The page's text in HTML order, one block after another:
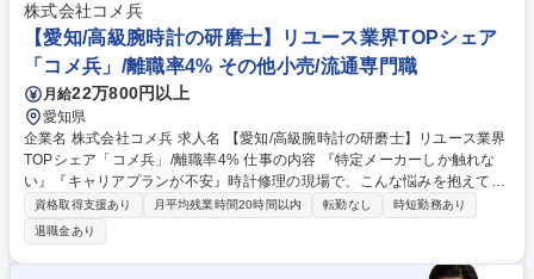
賞与で高い報酬を目指せる環境です。早期の店長登用や新店舗立ち上げへ
の参画、さらには社内起業制度を利用した独立支援など、多彩なキャリア
パスが用意されています。残業は1日30分程度と少なく、プライベートも
大切にしながら専門性を磨けます。 募集職種 銀座【高級時計・ブランド
バック等の買取店舗スタッフ】年収1000万可
株式会社コメ兵
【愛知/高級腕時計の研磨士】リユース業界TOPシェア
「コメ兵」/離職率4% その他小売/流通専門職
月給22万800円以上
愛知県
企業名 株式会社コメ兵 求人名 【愛知/高級腕時計の研磨士】リユース業界
TOPシェア「コメ兵」/離職率4% 仕事の内容 『特定メーカーしか触れな
い』『キャリアプランが不安』時計修理の現場で、こんな悩みを抱えてい
ませんか？当社ならロレックス、オーデマ・ピゲ、パテックフィリップ
等、様々な時計に触れてスキルを磨けます！ ・腕時計の外装研磨や外装修
理など、時計研磨に関わる幅広い業務を行っていただきます。 ・ROLEX
やOMEGAなどメジャーな時計を中心に多種多様なモデルの外装修理・研
資格取得支援あり 月平均残業時間20時間以内 転勤なし
時短勤務あり
退職金あり